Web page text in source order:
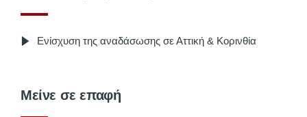
Ενίσχυση της αναδάσωσης σε Αττική & Κορινθία
Μείνε σε επαφή